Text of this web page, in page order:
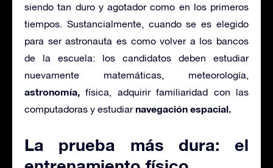
siendo tan duro y agotador como en los primeros
tiempos. Sustancialmente, cuando se es elegido
para ser astronauta es como volver a los bancos
de la escuela: los candidatos deben estudiar
nuevamente matemáticas, meteorología,
astronomía, física, adquirir familiaridad con las
computadoras y estudiarnavegación espacial.
La prueba más dura: el